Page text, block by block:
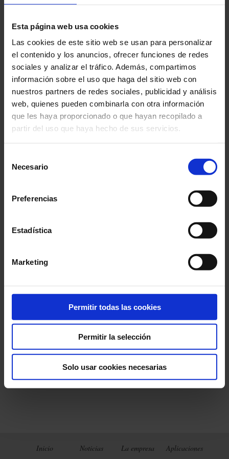
Esta página web usa cookies
Las cookies de este sitio web se usan para personalizar
el contenido y los anuncios, ofrecer funciones de redes
sociales y analizar el tráfico. Además, compartimos
información sobre el uso que haga del sitio web con
nuestros partners de redes sociales, publicidad y análisis
web, quienes pueden combinarla con otra información
que les haya proporcionado o que hayan recopilado a
partir del uso que haya hecho de sus servicios.
privacidad
Necesario
Preferencias
Estadística
Marketing
Permitir todas las cookies
Permitir la selección
Solo usar cookies necesarias
Notas de aplicación
Folletos institucionales
Archivos
Videos Chauvin Arnoux
Guías
Guía de la medición
de aislamiento
Inicio Noticias La empresa Aplicaciones